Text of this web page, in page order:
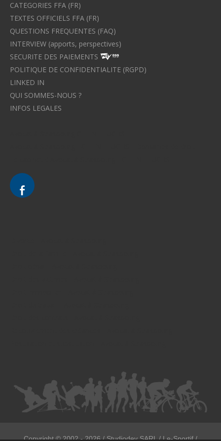
CATEGORIES FFA (FR)
TEXTES OFFICIELS FFA (FR)
QUESTIONS FREQUENTES (FAQ)
INTERVIEW (apports, perspectives)
SECURITE DES PAIEMENTS
POLITIQUE DE CONFIDENTIALITE (RGPD)
LINKED IN
QUI SOMMES-NOUS ?
INFOS LEGALES
Copyright ©2002 - 2026/ Studiodev SARL / Le-Sportif /